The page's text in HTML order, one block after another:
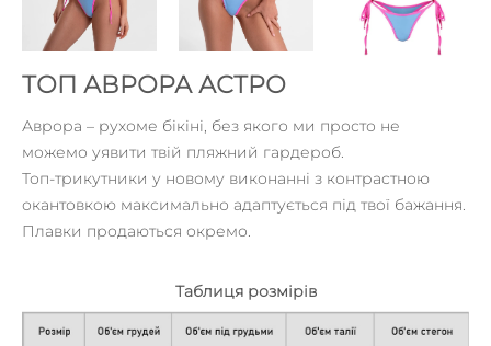
ТОП АВРОРА АСТРО
Аврора – рухоме бікіні, без якого ми просто не
можемо уявити твій пляжний гардероб.
Топ-трикутники у новому виконанні з контрастною
окантовкою максимально адаптується під твої бажання.
Плавки продаються окремо.
Таблиця розмірів